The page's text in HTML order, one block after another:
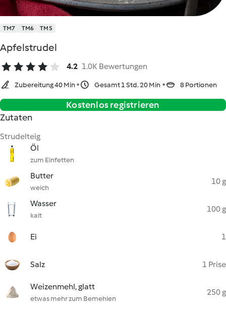
TM7 TM6 TM5
Apfelstrudel
4.2 1.0K Bewertungen
Zubereitung 40 Min Gesamt 1 Std. 20 Min 8 Portionen
Kostenlos registrieren
Zutaten
Strudelteig
Öl
zum Einfetten
Butter
weich
10 g
Wasser
kalt
100 g
Ei 1
Salz 1 Prise
Weizenmehl, glatt
etwas mehr zum Bemehlen
250 g